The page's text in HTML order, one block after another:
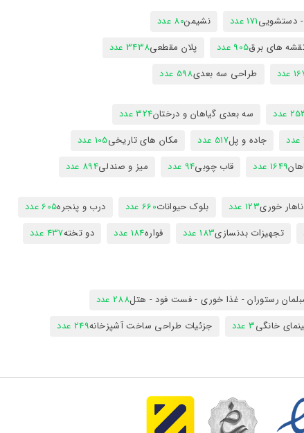
دستشویی171 عدد نشیمن80 عدد
های برق905 عدد پلان مقطعی3438 عدد
عدد طراحی سه بعدی598 عدد
عدد سه بعدی گیاهان و درختان324 عدد
جاده و پل517 عدد مکان های تاریخی105 عدد
1649 عدد قاب چوبی94 عدد میز و صندلی894 عدد
خوری123 عدد بلوک حیوانات660 عدد درب و پنجره605 عدد
تجهیزات بدنسازی183 عدد فواره184 عدد دو تخته437 عدد
رستوران - غذا خوری - فست فود - هتل288 عدد
خانگی3 عدد جزئیات طراحی ساخت آشپزخانه249 عدد